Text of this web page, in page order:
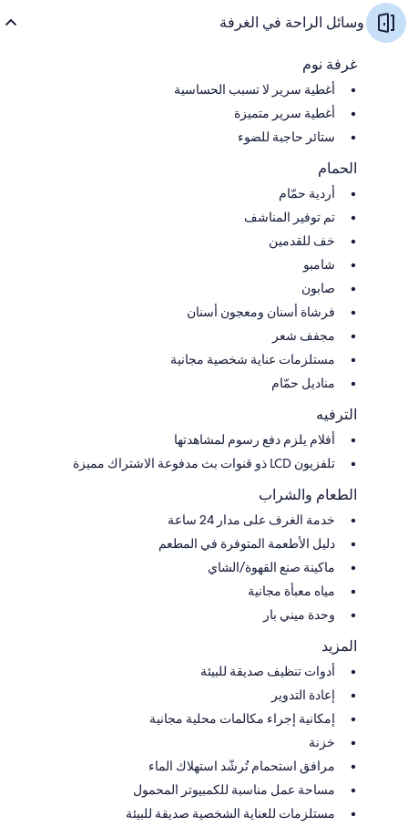
وسائل الراحة في الغرفة
غرفة نوم
أغطية سرير لا تسبب الحساسية
أغطية سرير متميزة
ستائر حاجبة للضوء
الحمام
أردية حمّام
تم توفير المناشف
خف للقدمين
شامبو
صابون
فرشاة أسنان ومعجون أسنان
مجفف شعر
مستلزمات عناية شخصية مجانية
مناديل حمّام
الترفيه
أفلام يلزم دفع رسوم لمشاهدتها
تلفزيون LCD ذو قنوات بث مدفوعة الاشتراك مميزة
الطعام والشراب
خدمة الغرف على مدار 24 ساعة
دليل الأطعمة المتوفرة في المطعم
ماكينة صنع القهوة/الشاي
مياه معبأة مجانية
وحدة ميني بار
المزيد
أدوات تنظيف صديقة للبيئة
إعادة التدوير
إمكانية إجراء مكالمات محلية مجانية
خزنة
مرافق استحمام تُرشّد استهلاك الماء
مساحة عمل مناسبة للكمبيوتر المحمول
مستلزمات للعناية الشخصية صديقة للبيئة